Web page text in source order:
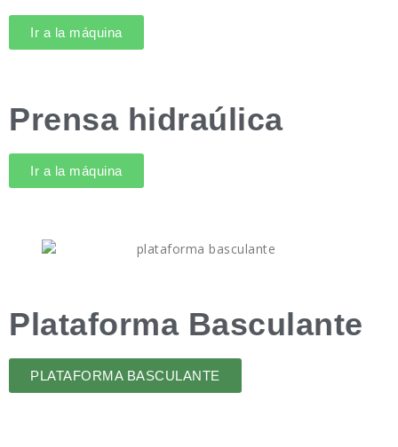
Ir a la máquina
Prensa hidraúlica
Ir a la máquina
Plataforma Basculante
PLATAFORMA BASCULANTE